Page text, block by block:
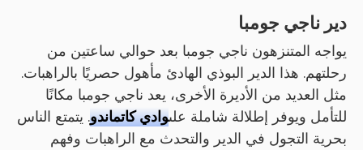
دير ناجي جومبا
يواجه المتنزهون ناجي جومبا بعد حوالي ساعتين من
رحلتهم. هذا الدير البوذي الهادئ مأهول حصريًا بالراهبات.
مثل العديد من الأديرة الأخرى، يعد ناجي جومبا مكانًا
للتأمل ويوفر إطلالة شاملة علىوادي كاتماندو. يتمتع الناس
بحرية التجول في الدير والتحدث مع الراهبات وفهم